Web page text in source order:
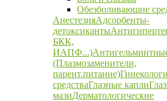
Обезболивающие
АнестезияАдсорбенты-
детоксиканты
БКК,
ИАПФ...)
(Плазмозаменители,
парент.питание)
средстваГлазные капли
мазиДерматологические